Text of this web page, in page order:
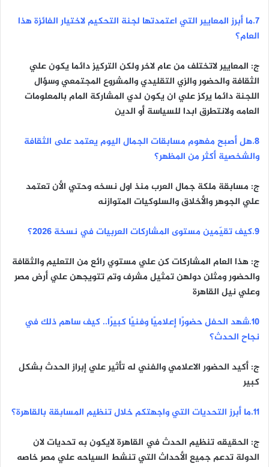
٧.ما أبرز المعايير التي اعتمدتها لجنة التحكيم لاختيار الفائزة هذا
العام؟
ج: المعايير لاتختلف من عام لاخر ولكن التركيز دائما يكون علي
الثقافة والحضور والزي التقليدي والمشروع المجتمعي وسؤال
اللجنة دائما يركز علي ان يكون لدي المشاركة المام بالمعلومات
العامه ولانتطرق ابدا للسياسة أو الدين
٨.هل أصبح مفهوم مسابقات الجمال اليوم يعتمد على الثقافة
والشخصية أكثر من المظهر؟
ج: مسابقة ملكة جمال العرب منذ اول نسخه وحتي الأن تعتمد
علي الجوهر والأخلاق والسلوكيات المتوازنه
٩.كيف تقيّمين مستوى المشاركات العربيات في نسخة 2026؟
ج: هذا العام المشاركات كن علي مستوي رائع من التعليم والثقافة
والحضور ومثلن دولهن تمثيل مشرف وتم تتويجهن علي أرض مصر
وعلي نيل القاهرة
١٠.شهد الحفل حضورًا إعلاميًا وفنيًا كبيرًا.. كيف ساهم ذلك في
نجاح الحدث؟
ج: أكيد الحضور الاعلامي والفني له تأثير علي إبراز الحدث بشكل
كبير
١١.ما أبرز التحديات التي واجهتكم خلال تنظيم المسابقة بالقاهرة؟
ج: الحقيقه تنظيم الحدث في القاهرة لايكون به تحديات لان
الدولة تدعم جميع الأحداث التي تنشط السياحه علي مصر خاصه